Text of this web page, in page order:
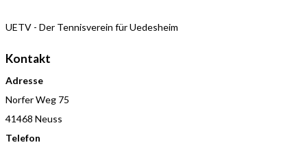
UETV - Der Tennisverein für Uedesheim
Kontakt
Adresse
Norfer Weg 75
41468 Neuss
Telefon